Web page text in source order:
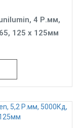
4 Р.мм,
125 x 125мм